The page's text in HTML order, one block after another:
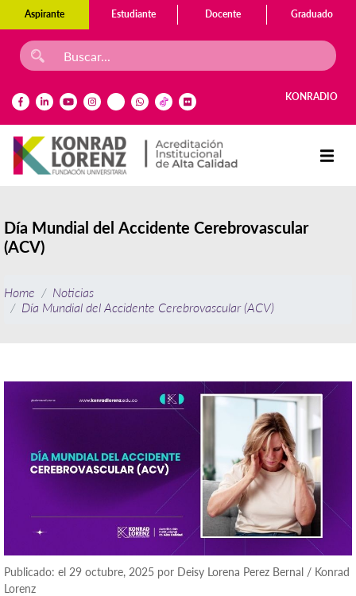
Aspirante Estudiante Docente Graduado
KONRADIO
Día Mundial del Accidente Cerebrovascular
(ACV)
Home
Noticias
Día Mundial del Accidente Cerebrovascular (ACV)
Publicado: el 29 octubre, 2025 por Deisy Lorena Perez Bernal / Konrad
Lorenz